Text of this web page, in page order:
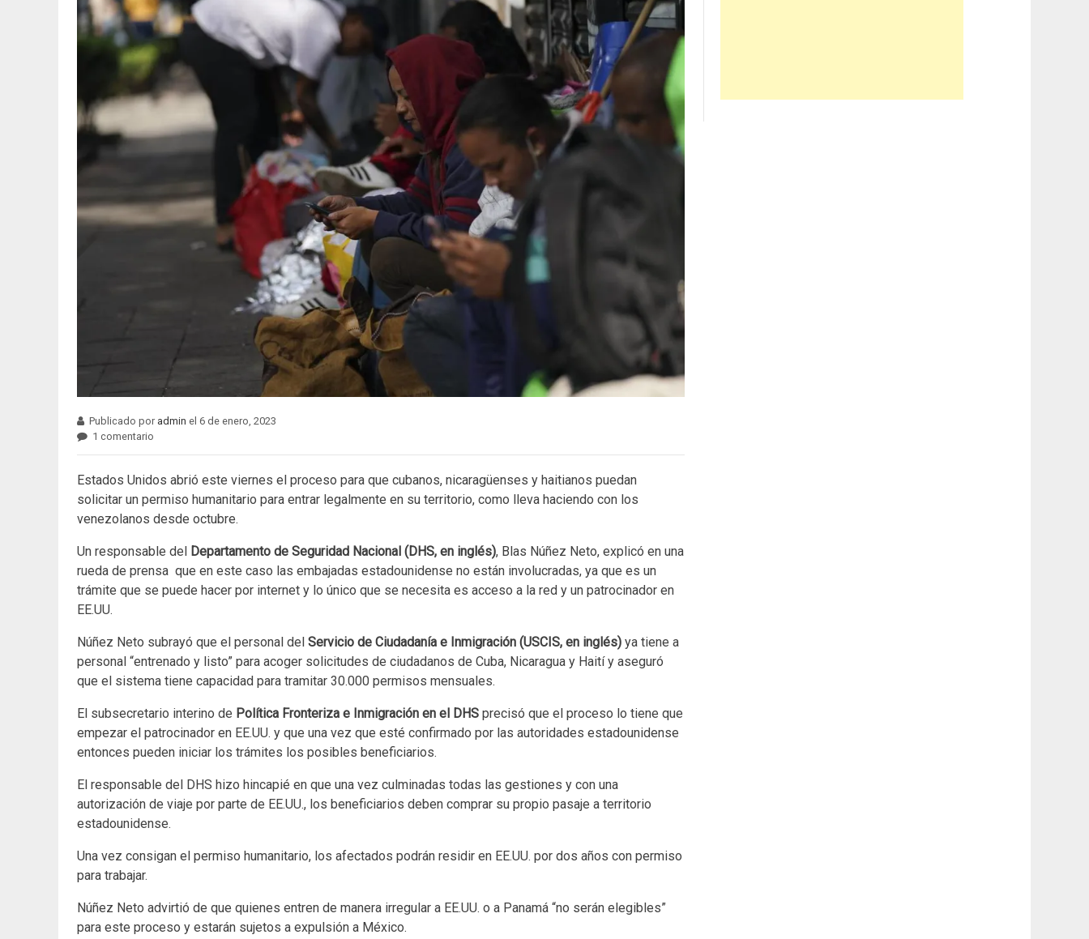
Publicado por admin el 6 de enero, 2023
1 comentario
Estados Unidos abrió este viernes el proceso para que cubanos, nicaragüenses y haitianos puedan
solicitar un permiso humanitario para entrar legalmente en su territorio, como lleva haciendo con los
venezolanos desde octubre.
Un responsable del Departamento de Seguridad Nacional (DHS, en inglés), Blas Núñez Neto, explicó en una
rueda de prensa que en este caso las embajadas estadounidense no están involucradas, ya que es un
trámite que se puede hacer por internet y lo único que se necesita es acceso a la red y un patrocinador en
EE.UU.
Núñez Neto subrayó que el personal del Servicio de Ciudadanía e Inmigración (USCIS, en inglés) ya tiene a
personal “entrenado y listo” para acoger solicitudes de ciudadanos de Cuba, Nicaragua y Haití y aseguró
que el sistema tiene capacidad para tramitar 30.000 permisos mensuales.
El subsecretario interino de Política Fronteriza e Inmigración en el DHS precisó que el proceso lo tiene que
empezar el patrocinador en EE.UU. y que una vez que esté confirmado por las autoridades estadounidense
entonces pueden iniciar los trámites los posibles beneficiarios.
El responsable del DHS hizo hincapié en que una vez culminadas todas las gestiones y con una
autorización de viaje por parte de EE.UU., los beneficiarios deben comprar su propio pasaje a territorio
estadounidense.
Una vez consigan el permiso humanitario, los afectados podrán residir en EE.UU. por dos años con permiso
para trabajar.
Núñez Neto advirtió de que quienes entren de manera irregular a EE.UU. o a Panamá “no serán elegibles”
para este proceso y estarán sujetos a expulsión a México.